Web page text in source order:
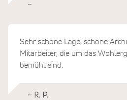
–
Sehr schöne Lage, schöne
Mitarbeiter, die um das
bemüht sind.
– R. P.